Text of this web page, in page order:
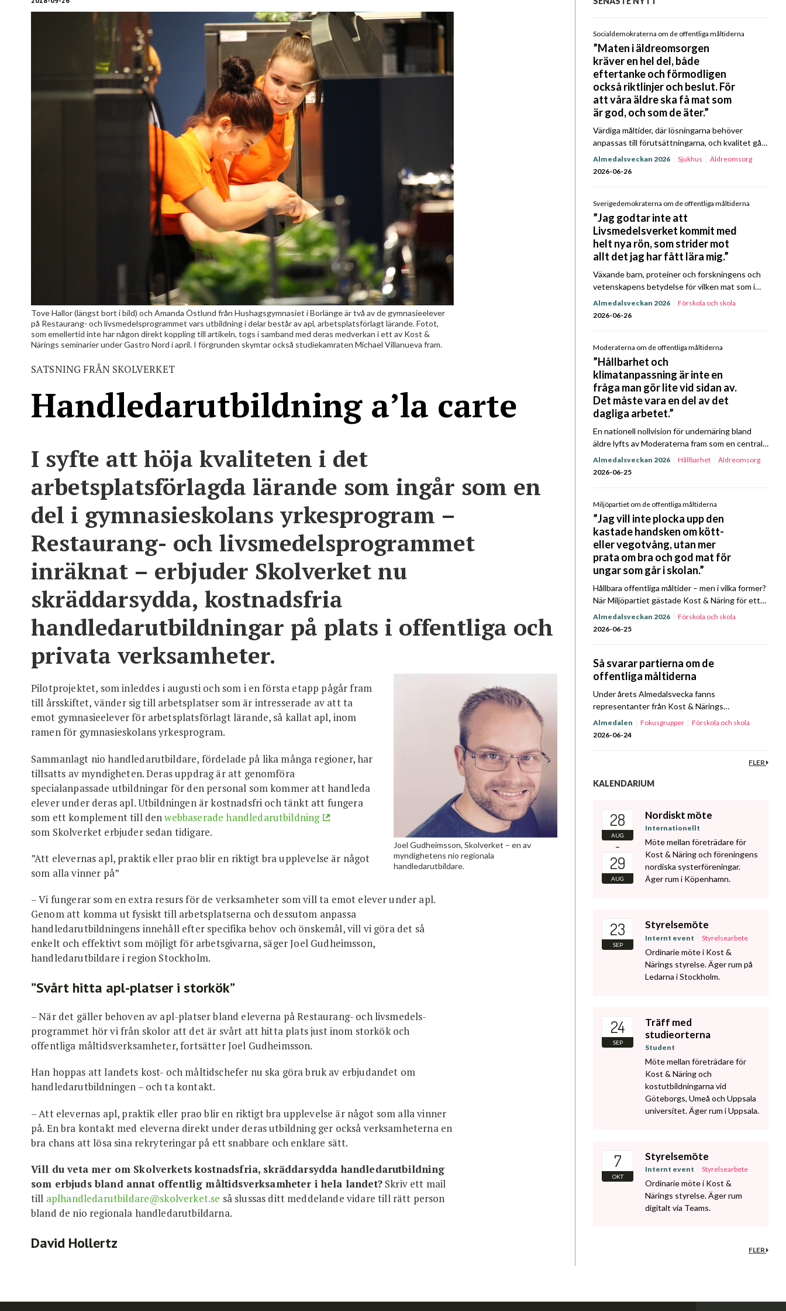
Integritetspolicy
Tove Hallor (längst bort i bild) och Amanda Östlund från Hushagsgymnasiet i Borlänge är två av de gymnasieelever
på Restaurang- och livsmedels­programmet vars utbildning i delar består av apl, arbetsplatsförlagt lärande. Fotot,
som emellertid inte har någon direkt koppling till artikeln, togs i samband med deras medverkan i ett av Kost &
Närings seminarier under Gastro Nord i april. I förgrunden skymtar också studiekamraten Michael Villanueva fram.
SATSNING FRÅN SKOLVERKET
Handledarutbildning a’la carte
I syfte att höja kvaliteten i det
arbetsplatsförlagda lärande som ingår som en
del i gymnasieskolans yrkesprogram –
Restaurang- och livsmedels­programmet
inräknat – erbjuder Skolverket nu
skräddarsydda, kostnadsfria
handledarutbildningar på plats i offentliga och
privata verksamheter.
Joel Gudheimsson, Skolverket – en av
myndighetens nio regionala
handledarutbildare.
Pilotprojektet, som inleddes i augusti och som i en första etapp pågår fram
till årsskiftet, vänder sig till arbetsplatser som är intresserade av att ta
emot gymnasieelever för arbetsplatsförlagt lärande, så kallat apl, inom
ramen för gymnasieskolans yrkesprogram.
Sammanlagt nio handledarutbildare, fördelade på lika många regioner, har
tillsatts av myndigheten. Deras uppdrag är att genomföra
specialanpassade utbildningar för den personal som kommer att handleda
elever under deras apl. Utbildningen är kostnadsfri och tänkt att fungera
som ett komplement till denwebbaserade handledarutbildning
som Skolverket erbjuder sedan tidigare.
”Att elevernas apl, praktik eller prao blir en riktigt bra upplevelse är något
som alla vinner på”
– Vi fungerar som en extra resurs för de verksamheter som vill ta emot elever under apl.
Genom att komma ut fysiskt till arbetsplatserna och dessutom anpassa
handledarutbildningens innehåll efter specifika behov och önskemål, vill vi göra det så
enkelt och effektivt som möjligt för arbetsgivarna, säger Joel Gudheimsson,
handledarutbildare i region Stockholm.
”Svårt hitta apl-platser i storkök”
– När det gäller behoven av apl-platser bland eleverna på Restaurang- och livsmedels­
programmet hör vi från skolor att det är svårt att hitta plats just inom storkök och
offentliga måltidsverksamheter, fortsätter Joel Gudheimsson.
Han hoppas att landets kost- och måltidschefer nu ska göra bruk av erbjudandet om
handledarutbildningen – och ta kontakt.
– Att elevernas apl, praktik eller prao blir en riktigt bra upplevelse är något som alla vinner
på. En bra kontakt med eleverna direkt under deras utbildning ger också verksamheterna en
bra chans att lösa sina rekryteringar på ett snabbare och enklare sätt.
Vill du veta mer om Skolverkets kostnadsfria, skräddarsydda handledarutbildning
som erbjuds bland annat offentlig måltidsverksamheter i hela landet?Skriv ett mail
till aplhandledarutbildare@skolverket.se så slussas ditt meddelande vidare till rätt person
bland de nio regionala handledarutbildarna.
David Hollertz
Socialdemokraterna om de offentliga måltiderna
”Maten i äldreomsorgen
kräver en hel del, både
eftertanke och förmodligen
också riktlinjer och beslut. För
att våra äldre ska få mat som
är god, och som de äter.”
Värdiga måltider, där lösningarna behöver
anpassas till förutsättningarna, och kvalitet gå
före ekonomi. I Kost & Närings Prat om Mat
Almedalsspecial med Socialdemokraterna
Almedalsveckan 2026 Sjukhus
Äldreomsorg
2026-06-26
Sverigedemokraterna om de offentliga måltiderna
”Jag godtar inte att
Livsmedelsverket kommit med
helt nya rön, som strider mot
allt det jag har fått lära mig.”
Växande barn, proteiner och forskningens och
vetenskapens betydelse för vilken mat som i
slutändan ska serveras landets elever. När
Sverigedemokraterna tog plats mittemot Kost
Almedalsveckan 2026
Förskola och skola
2026-06-26
Moderaterna om de offentliga måltiderna
”Hållbarhet och
klimatanpassning är inte en
fråga man gör lite vid sidan av.
Det måste vara en del av det
dagliga arbetet.”
En nationell nollvision för undernäring bland
äldre lyfts av Moderaterna fram som en central
fråga framåt, i partiets politik för offentliga
måltider. Det, bland annat, framkom när partiet
Almedalsveckan 2026 Hållbarhet
Äldreomsorg
2026-06-25
Miljöpartiet om de offentliga måltiderna
”Jag vill inte plocka upp den
kastade handsken om kött-
eller vegotvång, utan mer
prata om bra och god mat för
ungar som går i skolan.”
Hållbara offentliga måltider – men i vilka former?
När Miljöpartiet gästade Kost & Näring för ett
Prat om Mat Almedalsspecial kretsade samtalet
bland annat kring prioriteringar, ansvar och
Almedalsveckan 2026
Förskola och skola
Hållbarhet
2026-06-25
Så svarar partierna om de
offentliga måltiderna
Under årets Almedalsvecka fanns
representanter från Kost & Närings
fokusgrupper och styrelse på plats i Visby för
att driva föreningens frågor. På
Almedalen Fokusgrupper
Förskola och skola
Hållbarhet
2026-06-24
FLER
KALENDARIUM
28
AUG
–
29
AUG
Nordiskt möte
Internationellt
Möte mellan företrädare för
Kost & Näring och föreningens
nordiska systerföreningar.
Äger rum i Köpenhamn.
23
SEP
Styrelsemöte
Internt event Styrelsearbete
Ordinarie möte i Kost &
Närings styrelse. Äger rum på
Ledarna i Stockholm.
24
SEP
Träff med
studieorterna
Student
Möte mellan företrädare för
Kost & Näring och
kostutbildningarna vid
Göteborgs, Umeå och Uppsala
universitet. Äger rum i Uppsala.
7
OKT
Styrelsemöte
Internt event Styrelsearbete
Ordinarie möte i Kost &
Närings styrelse. Äger rum
digitalt via Teams.
FLER